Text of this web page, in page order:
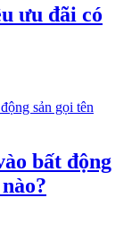
ưu đãi có
bất động